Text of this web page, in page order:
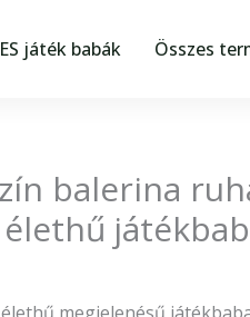
játék babák Összes
balerina
élethű